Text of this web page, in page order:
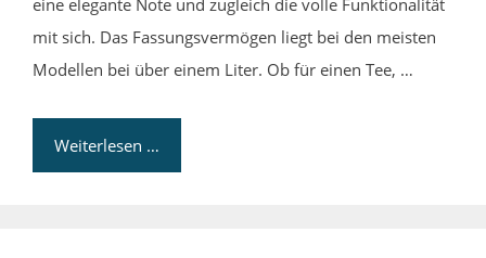
eine elegante Note und zugleich die volle Funktionalität
mit sich. Das Fassungsvermögen liegt bei den meisten
Modellen bei über einem Liter. Ob für einen Tee, …
Weiterlesen …